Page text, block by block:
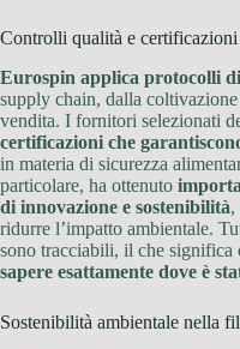
Controlli qualità e certificazioni
Eurospin applica protocolli
supply chain, dalla
vendita. I fornitori selezionati
certificazioni che
in materia di sicurezza
particolare, ha ottenuto
di innovazione e sostenibilità,
ridurre l’impatto ambientale.
sono tracciabili, il che significa
sapere esattamente dove è
Sostenibilità ambientale nella